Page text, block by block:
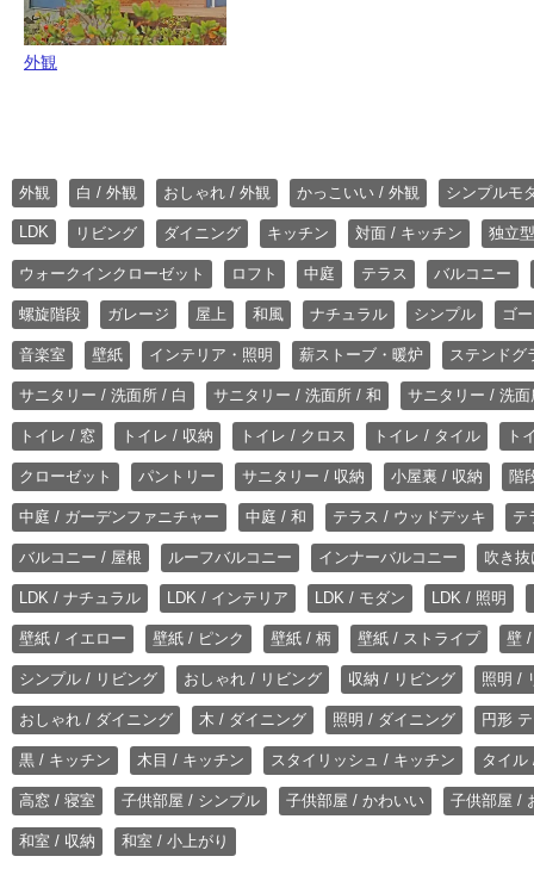
外観
外観 白 / 外観 おしゃれ / 外観 かっこいい / 外観 シンプルモ
LDK リビング ダイニング キッチン 対面 / キッチン 独立
ウォークインクローゼット ロフト 中庭 テラス バルコニー
螺旋階段 ガレージ 屋上 和風 ナチュラル シンプル ゴ
音楽室 壁紙 インテリア・照明 薪ストーブ・暖炉 ステンドグ
サニタリー / 洗面所 / 白 サニタリー / 洗面所 / 和 サニタリー / 洗
トイレ / 窓 トイレ / 収納 トイレ / クロス トイレ / タイル ト
クローゼット パントリー サニタリー / 収納 小屋裏 / 収納 階
中庭 / ガーデンファニチャー 中庭 / 和 テラス / ウッドデッキ テ
バルコニー / 屋根 ルーフバルコニー インナーバルコニー 吹き
LDK / ナチュラル LDK / インテリア LDK / モダン LDK / 照明
壁紙 / イエロー 壁紙 / ピンク 壁紙 / 柄 壁紙 / ストライプ 壁
シンプル / リビング おしゃれ / リビング 収納 / リビング 照明 /
おしゃれ / ダイニング 木 / ダイニング 照明 / ダイニング 円形
黒 / キッチン 木目 / キッチン スタイリッシュ / キッチン タイル
高窓 / 寝室 子供部屋 / シンプル 子供部屋 / かわいい 子供部屋 /
和室 / 収納 和室 / 小上がり